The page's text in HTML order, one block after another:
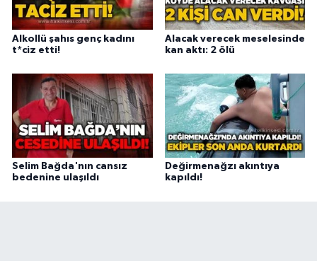
Alkollü şahıs genç kadını
t*ciz etti!
Alacak verecek meselesinde
kan aktı: 2 ölü
Selim Bağda'nın cansız
bedenine ulaşıldı
Değirmenağzı akıntıya
kapıldı!